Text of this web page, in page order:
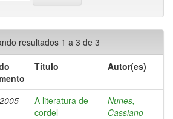
resultados 1 a 3 de 3
Título Autor(es)
A literatura de
cordel
Nunes,
Cassiano